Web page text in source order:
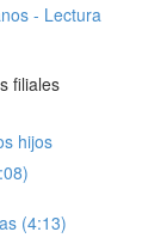
- Lectura
filiales
hijos
(4:13)